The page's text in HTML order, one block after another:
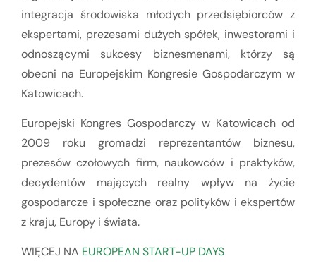
integracja środowiska młodych przedsiębiorców z
ekspertami, prezesami dużych spółek, inwestorami i
odnoszącymi sukcesy biznesmenami, którzy są
obecni na Europejskim Kongresie Gospodarczym w
Katowicach.
Europejski Kongres Gospodarczy w Katowicach od
2009 roku gromadzi reprezentantów biznesu,
prezesów czołowych firm, naukowców i praktyków,
decydentów mających realny wpływ na życie
gospodarcze i społeczne oraz polityków i ekspertów
z kraju, Europy i świata.
WIĘCEJ NA EUROPEAN START-UP DAYS